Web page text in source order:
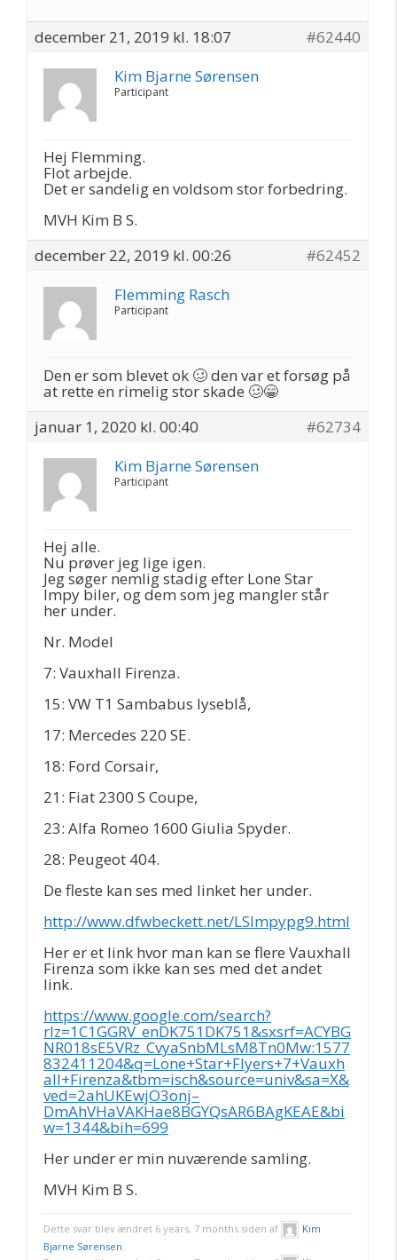
december 21, 2019 kl. 18:07
#62440
Kim Bjarne Sørensen
Participant
Hej Flemming.
Flot arbejde.
Det er sandelig en voldsom stor forbedring.
MVH Kim B S.
december 22, 2019 kl. 00:26
#62452
Flemming Rasch
Participant
Den er som blevet ok 🥴 den var et forsøg på
at rette en rimelig stor skade 🥴😁
januar 1, 2020 kl. 00:40
#62734
Kim Bjarne Sørensen
Participant
Hej alle.
Nu prøver jeg lige igen.
Jeg søger nemlig stadig efter Lone Star
Impy biler, og dem som jeg mangler står
her under.
Nr. Model
7: Vauxhall Firenza.
15: VW T1 Sambabus lyseblå,
17: Mercedes 220 SE.
18: Ford Corsair,
21: Fiat 2300 S Coupe,
23: Alfa Romeo 1600 Giulia Spyder.
28: Peugeot 404.
De fleste kan ses med linket her under.
http://www.dfwbeckett.net/LSImpypg9.html
Her er et link hvor man kan se flere Vauxhall
Firenza som ikke kan ses med det andet
link.
https://www.google.com/search?
rlz=1C1GGRV_enDK751DK751&sxsrf=ACYBG
NR018sE5VRz_CvyaSnbMLsM8Tn0Mw:1577
832411204&q=Lone+Star+Flyers+7+Vauxh
all+Firenza&tbm=isch&source=univ&sa=X&
ved=2ahUKEwjO3onj–
DmAhVHaVAKHae8BGYQsAR6BAgKEAE&bi
w=1344&bih=699
Her under er min nuværende samling.
MVH Kim B S.
Dette svar blev ændret 6 years, 7 months siden af
Kim
Bjarne Sørensen.